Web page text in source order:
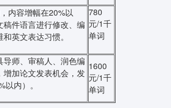
内容增幅在20%以
件语言进行修改、编
英文表达习惯。
780
元/1千
单词
师、审稿人、润色编
加论文发表机会，发
内）。
1600
元/1千
单词